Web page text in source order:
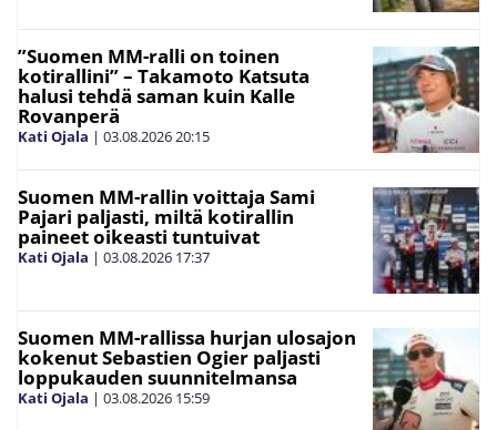
”Suomen MM-ralli on toinen
kotirallini” – Takamoto Katsuta
halusi tehdä saman kuin Kalle
Rovanperä
Kati Ojala | 03.08.202620:15
Suomen MM-rallin voittaja Sami
Pajari paljasti, miltä kotirallin
paineet oikeasti tuntuivat
Kati Ojala | 03.08.2026 17:37
Suomen MM-rallissa hurjan ulosajon
kokenut Sebastien Ogier paljasti
loppukauden suunnitelmansa
Kati Ojala | 03.08.2026 15:59